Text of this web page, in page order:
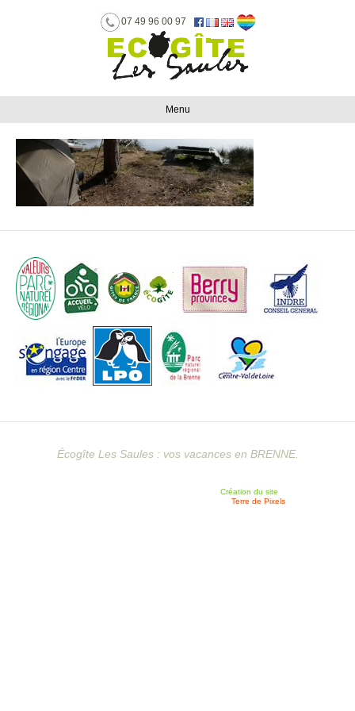
07 49 96 00 97
Menu
Écogîte Les Saules : vos vacances en BRENNE.
Création du site
Terre de Pixels